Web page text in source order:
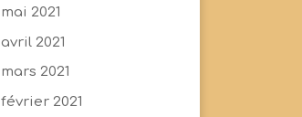
mai 2021
avril 2021
mars 2021
février 2021